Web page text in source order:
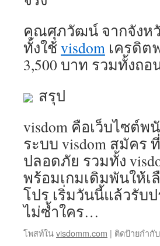
คุณศุภวัฒน์ จากจังหวั
ทั้งใช้ visdom เครดิต
3,500 บาท รวมทั้งถ
สรุป
visdom คือเว็บไซต์
ระบบ visdom สมัคร
ปลอดภัย รวมทั้ง
พร้อมเกมเดิมพันให้
โปร เริ่มวันนี้แล้วรับ
ไม่ซ้ำใคร…
โพสท์ในvisdomm.com | ติดป้ายกำกับ